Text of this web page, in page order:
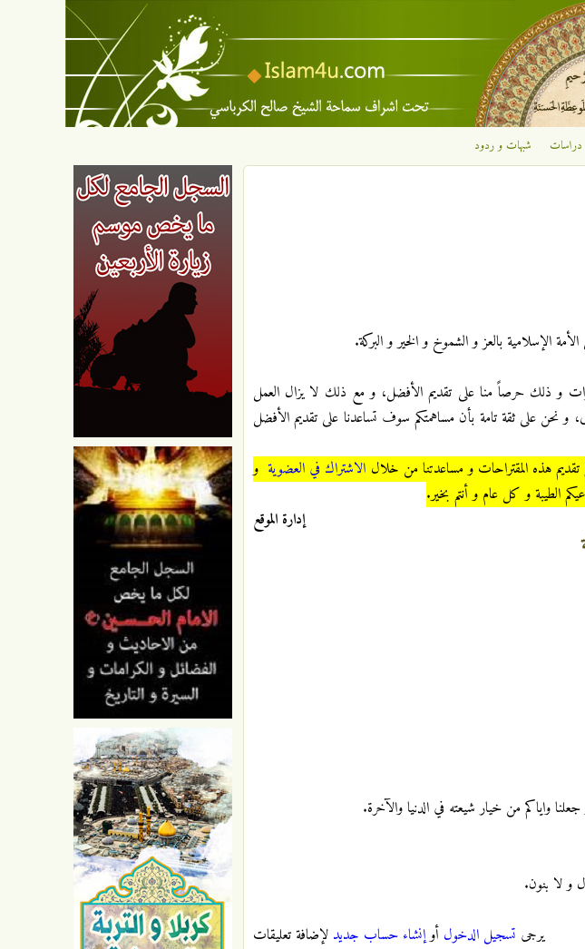
دراسات شبهات و ردود
الإسلامية بالعز و الشموخ و الخير و البركة.
و ذلك حرصاً منا على تقديم الأفضل، و مع ذلك لا يزال العمل
نحن على ثقة تامة بأن مساهمتكم سوف تساعدنا على تقديم الأفضل
تقديم هذه المقتراحات و مساعدتنا من خلال الاشتراك في العضويةو
الطيبة و كل عام و أنتم بخير.
إدارة الموقع
واياكم من خيار شيعته في الدنيا والآخرة.
و لا بنون.
يرجى تسجيل الدخول أوإنشاء حساب جديد لإضافة تعليقات